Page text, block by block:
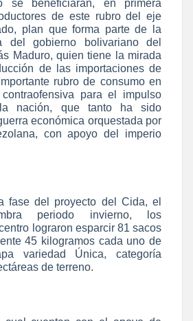
se beneficiarán, en primera
de este rubro del eje
plan que forma parte de la
del gobierno bolivariano del
Maduro, quien tiene la mirada
de las importaciones de
rubro de consumo en
para el impulso
nación, que tanto ha sido
económica orquestada por
con apoyo del imperio
fase del proyecto del Cida, el
periodo invierno, los
lograron esparcir 81 sacos
45 kilogramos cada uno de
variedad Única, categoría
de terreno.